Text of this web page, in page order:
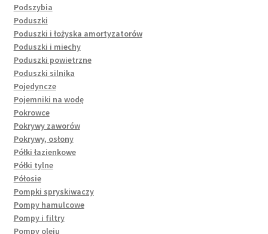
Podszybia
Poduszki
Poduszki i łożyska amortyzatorów
Poduszki i miechy
Poduszki powietrzne
Poduszki silnika
Pojedyncze
Pojemniki na wodę
Pokrowce
Pokrywy zaworów
Pokrywy, osłony
Półki łazienkowe
Półki tylne
Półosie
Pompki spryskiwaczy
Pompy hamulcowe
Pompy i filtry
Pompy oleju